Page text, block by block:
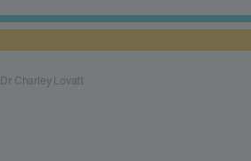
Dr Charley Lovatt